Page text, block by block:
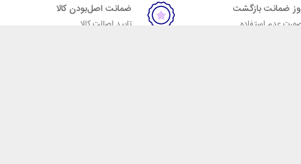
عدم استفاده
ضمانت اصل‌بودن کالا
تایید اصالت کالا